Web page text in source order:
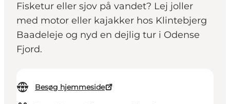
Fisketur eller sjov på vandet? Lej joller
med motor eller kajakker hos Klintebjerg
Baadeleje og nyd en dejlig tur i Odense
Fjord.
Besøg hjemmeside